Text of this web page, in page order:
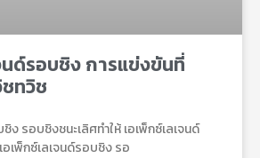
นด์รอบชิง การแข่งขันที่
ทวิช
ง รอบชิงชนะเลิศทำให้ เอเพ็กซ์เลเจนด์
เพ็กซ์เลเจนด์รอบชิง รอ